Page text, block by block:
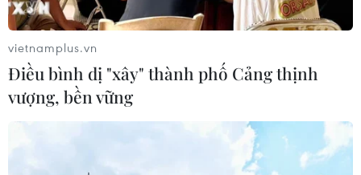
vietnamplus.vn
Điều bình dị "xây" thành phố Cảng thịnh
vượng, bền vững